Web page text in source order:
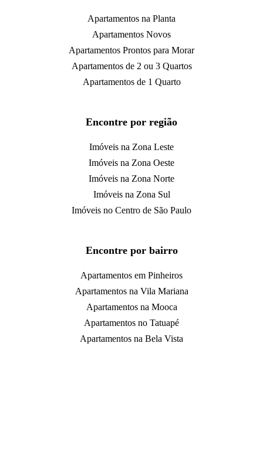
Apartamentos na Planta
Apartamentos Novos
Apartamentos Prontos para Morar
Apartamentos de 2 ou 3 Quartos
Apartamentos de 1 Quarto
Encontre por região
Imóveis na Zona Leste
Imóveis na Zona Oeste
Imóveis na Zona Norte
Imóveis na Zona Sul
Imóveis no Centro de São Paulo
Encontre por bairro
Apartamentos em Pinheiros
Apartamentos na Vila Mariana
Apartamentos na Mooca
Apartamentos no Tatuapé
Apartamentos na Bela Vista